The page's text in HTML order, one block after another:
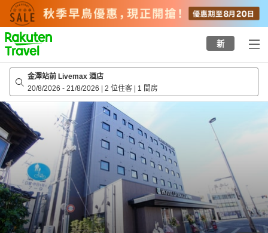
to
top
page
新
金澤站前 Livemax 酒店
20/8/2026 - 21/8/2026 | 2 位住客 | 1 間房